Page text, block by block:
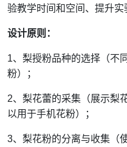
验教学时间和空间、提升实
设计原则：
1、梨授粉品种的选择（不同
粉）；
2、梨花蕾的采集（展示梨
以用于手机花粉）；
3、梨花粉的分离与收集（